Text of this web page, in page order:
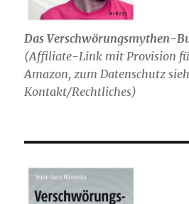
Das Verschwörungsmythen-
(Affiliate-Link mit Provision
Amazon, zum Datenschutz
Kontakt/Rechtliches)